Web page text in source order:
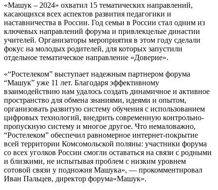
«Машук – 2024» охватил 15 тематических направлений,
касающихся всех аспектов развития педагогики и
наставничества в России. Год семьи в России стал одним из
ключевых направлений форума и привлекцелые династии
учителей. Организаторы мероприятия в этом году сделали
фокус на молодых родителей, для которых запустили
отдельное тематическое направление «Доверие».
«“Ростелеком” выступает надежным партнером форума
“Машук” уже 11 лет. Благодаря эффективному
взаимодействию нам удалось создать динамичное и активное
пространство для обмена знаниями, идеями и опытом,
организовать развитую систему обучения с использованием
цифровых технологий, внедрить современную контрольно-
пропускную систему и многое другое. Что немаловажно,
“Ростелеком” обеспечил равномерное интернет-покрытие
всей территории Комсомольской поляны: участники форума
со всех уголков России смогли оставаться на связи с родными
и близкими, не испытывая проблем с низким уровнем
сотовой связи у подножия Машука», — прокомментировал
Иван Пальцев, директор форума«Машук».